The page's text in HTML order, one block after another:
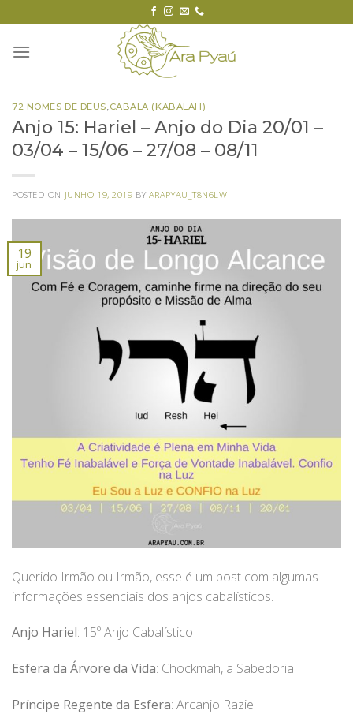
to
content
72 NOMES DE DEUS,CABALA (KABALAH)
Anjo 15: Hariel – Anjo do Dia 20/01 –
03/04 – 15/06 – 27/08 – 08/11
POSTED ON JUNHO 19, 2019 BY ARAPYAU_T8N6LW
19
jun
Querido Irmão ou Irmão, esse é um post com algumas
informações essenciais dos anjos cabalísticos.
Anjo Hariel: 15º Anjo Cabalístico
Esfera da Árvore da Vida: Chockmah, a Sabedoria
Príncipe Regente da Esfera: Arcanjo Raziel